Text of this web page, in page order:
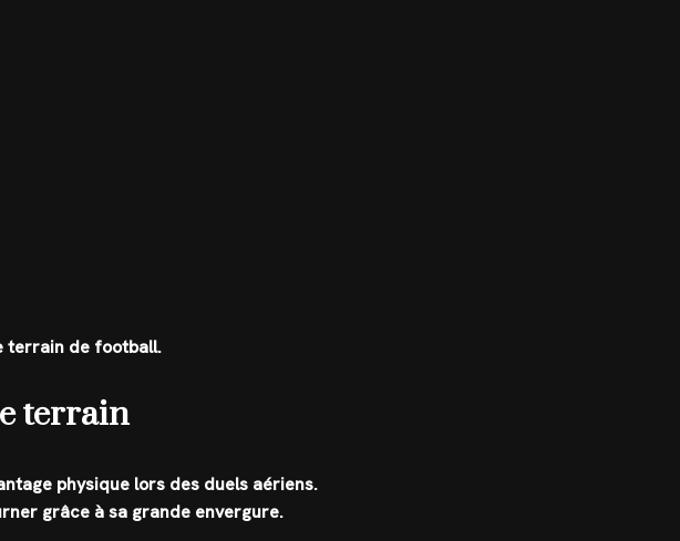
terrain de football.
terrain
physique lors des duels aériens.
grâce à sa grande envergure.